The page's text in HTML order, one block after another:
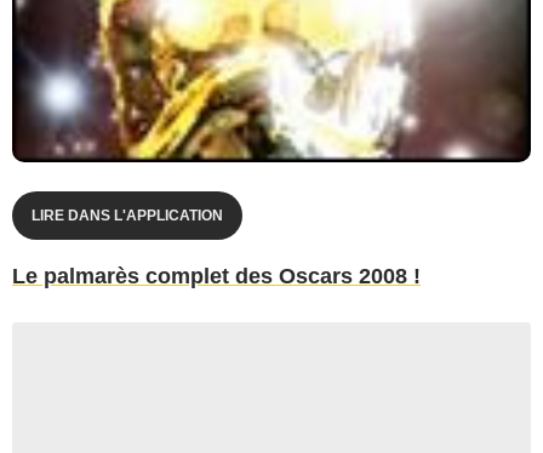
LIRE DANS L'APPLICATION
Le palmarès complet des Oscars 2008 !